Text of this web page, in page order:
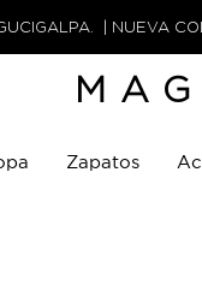
| NUEVA
Zapatos